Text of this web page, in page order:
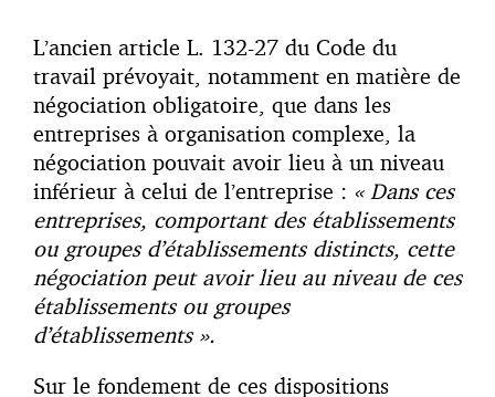
L’ancien article L. 132-27 du Code du
travail prévoyait, notamment en matière de
négociation obligatoire, que dans les
entreprises à organisation complexe, la
négociation pouvait avoir lieu à un niveau
inférieur à celui de l’entreprise : « Dans ces
entreprises, comportant des établissements
ou groupes d’établissements distincts, cette
négociation peut avoir lieu au niveau de ces
établissements ou groupes
d’établissements ».
Sur le fondement de ces dispositions